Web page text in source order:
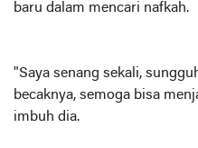
baru dalam mencari nafkah.
"Saya senang sekali,
becaknya, semoga bisa
imbuh dia.